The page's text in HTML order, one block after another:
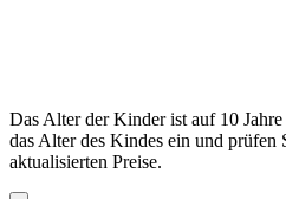
Das Alter der Kinder ist auf 10
das Alter des Kindes ein und prüfen
aktualisierten Preise.